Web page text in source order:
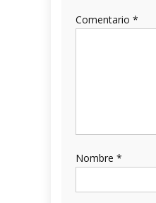
Comentario *
Nombre *